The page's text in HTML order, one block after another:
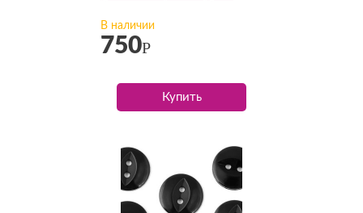
В наличии
750Р
Купить